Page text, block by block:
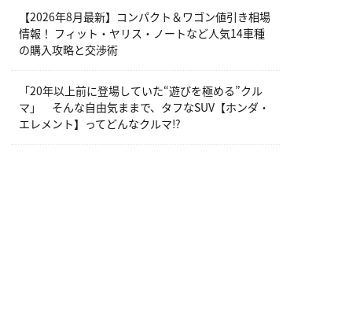
【2026年8月最新】コンパクト＆ワゴン値引き相場
情報！ フィット・ヤリス・ノートなど人気14車種
の購入攻略と交渉術
「20年以上前に登場していた“遊びを極める”クル
マ」 そんな自由気ままで、タフなSUV【ホンダ・
エレメント】ってどんなクルマ⁉︎